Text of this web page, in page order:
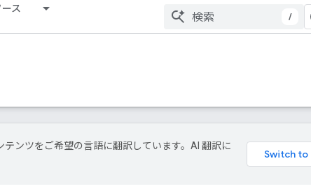
ース
/
テンツをご希望の言語に翻訳しています。AI 翻訳に